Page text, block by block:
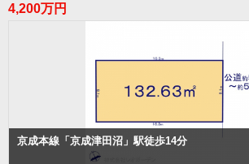
4,200万円
京成本線「京成津田沼」駅徒歩14分